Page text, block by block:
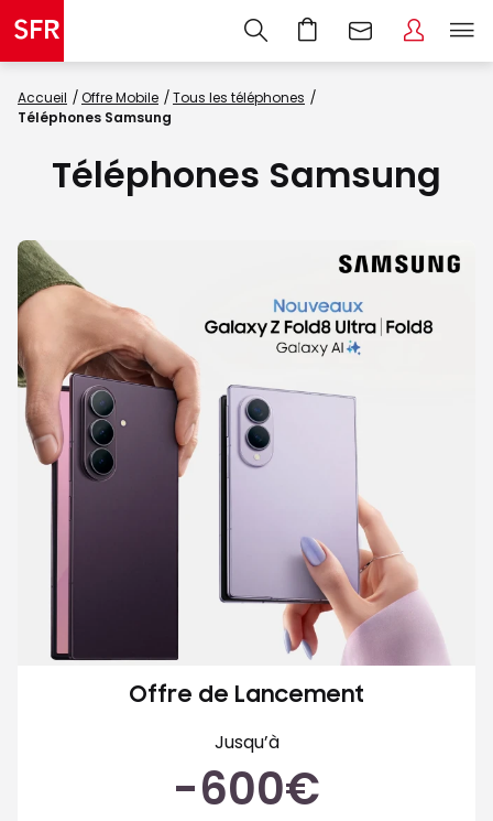
Accueil Offre Mobile
Tous les téléphones
Téléphones Samsung
Téléphones Samsung
Offre de Lancement
Jusqu’à
-600€